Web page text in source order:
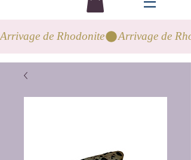
Arrivage de Rhodonite